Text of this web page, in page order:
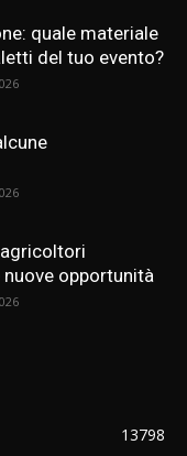
quale materiale
del tuo evento?
opportunità
13798